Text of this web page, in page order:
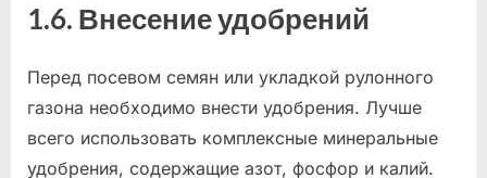
1.6. Внесение удобрений
Перед посевом семян или укладкой рулонного
газона необходимо внести удобрения. Лучше
всего использовать комплексные минеральные
удобрения, содержащие азот, фосфор и калий.